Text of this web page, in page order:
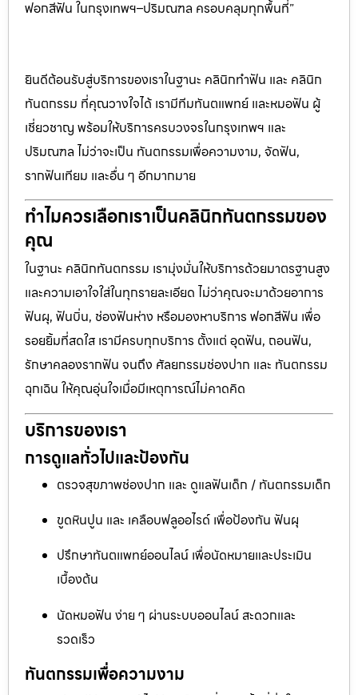
ฟอกสีฟัน ในกรุงเทพฯ–ปริมณฑล ครอบคลุมทุกพื้นที่”
ยินดีต้อนรับสู่บริการของเราในฐานะ คลินิกทำฟัน และ คลินิก
ทันตกรรม ที่คุณวางใจได้ เรามีทีมทันตแพทย์ และหมอฟัน ผู้
เชี่ยวชาญ พร้อมให้บริการครบวงจรในกรุงเทพฯ และ
ปริมณฑล ไม่ว่าจะเป็น ทันตกรรมเพื่อความงาม, จัดฟัน,
รากฟันเทียม และอื่น ๆ อีกมากมาย
ทำไมควรเลือกเราเป็นคลินิกทันตกรรมของ
คุณ
ในฐานะ คลินิกทันตกรรม เรามุ่งมั่นให้บริการด้วยมาตรฐานสูง
และความเอาใจใส่ในทุกรายละเอียด ไม่ว่าคุณจะมาด้วยอาการ
ฟันผุ, ฟันบิ่น, ช่องฟันห่าง หรือมองหาบริการ ฟอกสีฟัน เพื่อ
รอยยิ้มที่สดใส เรามีครบทุกบริการ ตั้งแต่ อุดฟัน, ถอนฟัน,
รักษาคลองรากฟัน จนถึง ศัลยกรรมช่องปาก และ ทันตกรรม
ฉุกเฉิน ให้คุณอุ่นใจเมื่อมีเหตุการณ์ไม่คาดคิด
บริการของเรา
การดูแลทั่วไปและป้องกัน
ตรวจสุขภาพช่องปาก และ ดูแลฟันเด็ก / ทันตกรรมเด็ก
ขูดหินปูน และ เคลือบฟลูออไรด์ เพื่อป้องกัน ฟันผุ
ปรึกษาทันตแพทย์ออนไลน์ เพื่อนัดหมายและประเมิน
เบื้องต้น
นัดหมอฟัน ง่าย ๆ ผ่านระบบออนไลน์ สะดวกและ
รวดเร็ว
ทันตกรรมเพื่อความงาม